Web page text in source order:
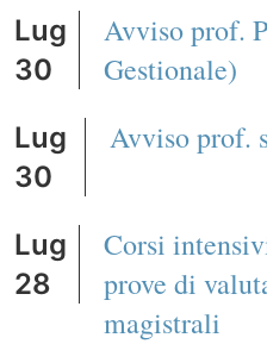
Lug
30
Avviso prof.
Gestionale)
Lug
30
Avviso prof.
Lug
28
Corsi
prove di
magistrali